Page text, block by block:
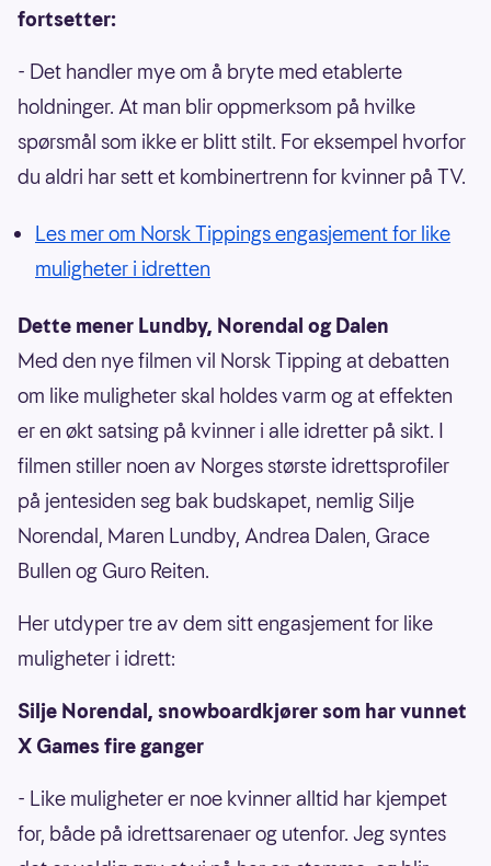
fortsetter:
- Det handler mye om å bryte med etablerte
holdninger. At man blir oppmerksom på hvilke
spørsmål som ikke er blitt stilt. For eksempel hvorfor
du aldri har sett et kombinertrenn for kvinner på TV.
Les mer om Norsk Tippings engasjement for like
muligheter i idretten
Dette mener Lundby, Norendal og Dalen
Med den nye filmen vil Norsk Tipping at debatten
om like muligheter skal holdes varm og at effekten
er en økt satsing på kvinner i alle idretter på sikt. I
filmen stiller noen av Norges største idrettsprofiler
på jentesiden seg bak budskapet, nemlig Silje
Norendal, Maren Lundby, Andrea Dalen, Grace
Bullen og Guro Reiten.
Her utdyper tre av dem sitt engasjement for like
muligheter i idrett:
Silje Norendal, snowboardkjører som har vunnet
X Games fire ganger
- Like muligheter er noe kvinner alltid har kjempet
for, både på idrettsarenaer og utenfor. Jeg syntes